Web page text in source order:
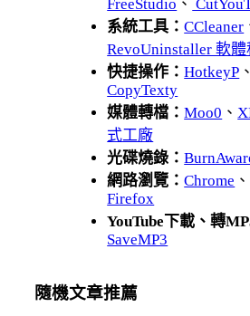
FreeStudio 、
系統工具：CCleaner
RevoUninstaller 軟
快捷操作：HotkeyP
CopyTexty
媒體轉檔：Moo0 、
式工廠
光碟燒錄：
網路瀏覽：Chrome 、
Firefox
YouTube下載、轉
SaveMP3
隨機文章推薦